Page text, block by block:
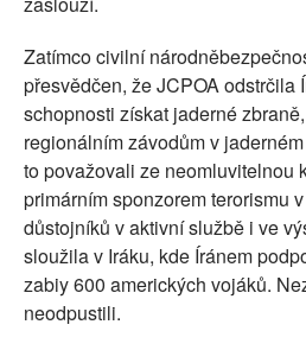
Zatímco civilní
přesvědčen, že JCPOA odstrčila
schopnosti získat jaderné
regionálním závodům v
to považovali ze neomluvitelnou
primárním sponzorem terorismu
důstojníků v aktivní službě i ve
sloužila v Iráku, kde Íránem
zabiy 600 amerických vojáků.
neodpustili.